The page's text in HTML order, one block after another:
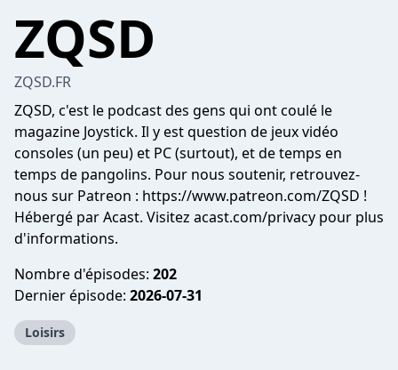
ZQSD
ZQSD.FR
ZQSD, c'est le podcast des gens qui ont coulé le
magazine Joystick. Il y est question de jeux vidéo
consoles (un peu) et PC (surtout), et de temps en
temps de pangolins. Pour nous soutenir, retrouvez-
nous sur Patreon : https://www.patreon.com/ZQSD !
Hébergé par Acast. Visitez acast.com/privacy pour plus
d'informations.
Nombre d'épisodes: 202
Dernier épisode: 2026-07-31
Loisirs